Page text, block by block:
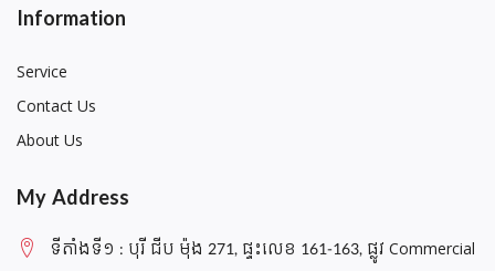
Information
Service
Contact Us
About Us
My Address
ទីតាំងទី១ : បុរី ជីប ម៉ុង 271, ផ្ទះលេខ 161-163, ផ្លូវ Commercial